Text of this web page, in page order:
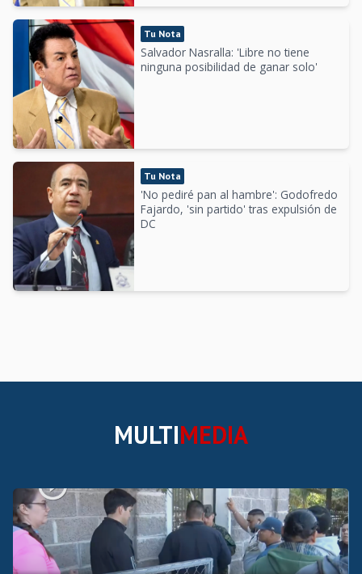
Tu Nota
Salvador Nasralla: 'Libre no tiene
ninguna posibilidad de ganar solo'
Tu Nota
'No pediré pan al hambre': Godofredo
Fajardo, 'sin partido' tras expulsión de
DC
MULTIMEDIA